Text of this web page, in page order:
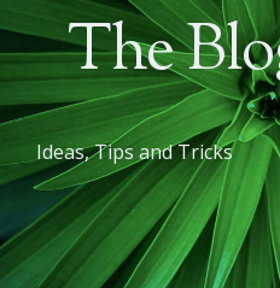
The
Ideas, Tips and Tricks